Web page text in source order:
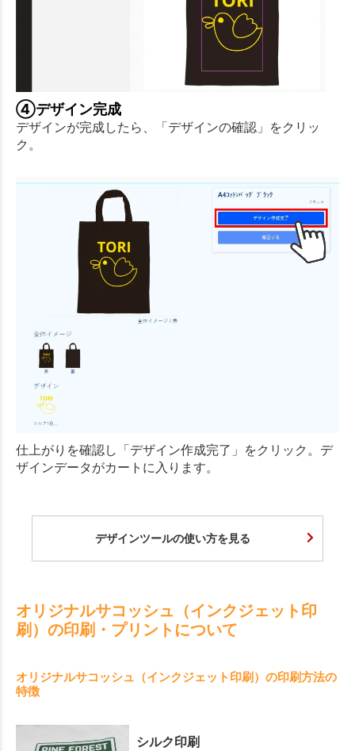
④デザイン完成
デザインが完成したら、「デザインの確認」をクリッ
ク。
仕上がりを確認し「デザイン作成完了」をクリック。デ
ザインデータがカートに入ります。
デザインツールの使い方を見る
オリジナルサコッシュ（インクジェット印
刷）の印刷・プリントについて
オリジナルサコッシュ（インクジェット印刷）の印刷方法の
特徴
シルク印刷